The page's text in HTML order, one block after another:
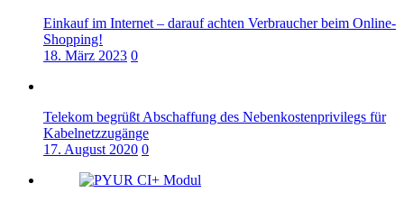
Einkauf im Internet – darauf achten Verbraucher beim Online-
Shopping!
18. März 2023 0
Telekom begrüßt Abschaffung des Nebenkostenprivilegs für
Kabelnetzzugänge
17. August 2020 0